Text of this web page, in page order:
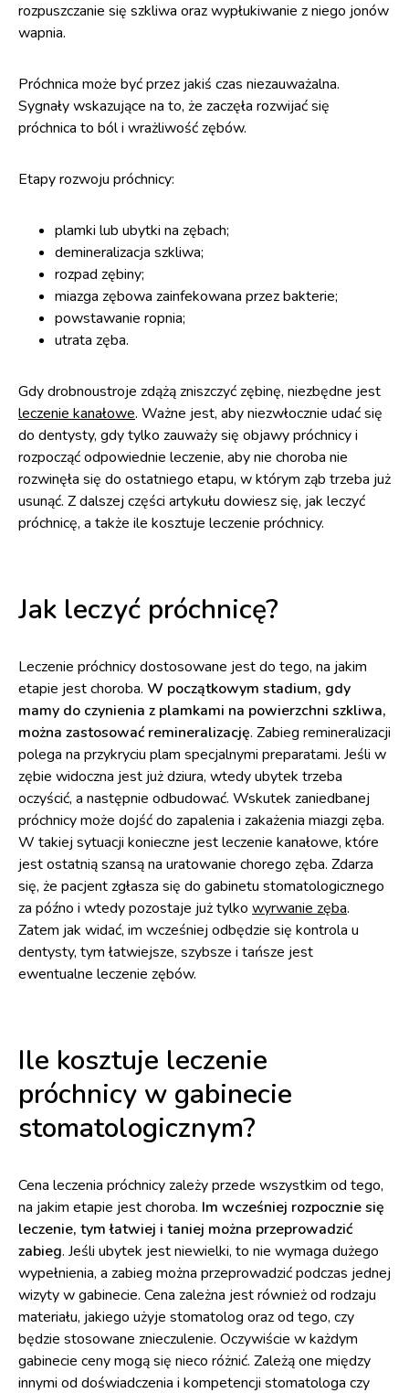
rozpuszczanie się szkliwa oraz wypłukiwanie z niego jonów
wapnia.
Próchnica może być przez jakiś czas niezauważalna.
Sygnały wskazujące na to, że zaczęła rozwijać się
próchnica to ból i wrażliwość zębów.
Etapy rozwoju próchnicy:
plamki lub ubytki na zębach;
demineralizacja szkliwa;
rozpad zębiny;
miazga zębowa zainfekowana przez bakterie;
powstawanie ropnia;
utrata zęba.
Gdy drobnoustroje zdążą zniszczyć zębinę, niezbędne jest
leczenie kanałowe. Ważne jest, aby niezwłocznie udać się
do dentysty, gdy tylko zauważy się objawy próchnicy i
rozpocząć odpowiednie leczenie, aby nie choroba nie
rozwinęła się do ostatniego etapu, w którym ząb trzeba już
usunąć. Z dalszej części artykułu dowiesz się, jak leczyć
próchnicę, a także ile kosztuje leczenie próchnicy.
Jak leczyć próchnicę?
Leczenie próchnicy dostosowane jest do tego, na jakim
etapie jest choroba. W początkowym stadium, gdy
mamy do czynienia z plamkami na powierzchni szkliwa,
można zastosować remineralizację. Zabieg remineralizacji
polega na przykryciu plam specjalnymi preparatami. Jeśli w
zębie widoczna jest już dziura, wtedy ubytek trzeba
oczyścić, a następnie odbudować. Wskutek zaniedbanej
próchnicy może dojść do zapalenia i zakażenia miazgi zęba.
W takiej sytuacji konieczne jest leczenie kanałowe, które
jest ostatnią szansą na uratowanie chorego zęba. Zdarza
się, że pacjent zgłasza się do gabinetu stomatologicznego
za późno i wtedy pozostaje już tylko wyrwanie zęba.
Zatem jak widać, im wcześniej odbędzie się kontrola u
dentysty, tym łatwiejsze, szybsze i tańsze jest
ewentualne leczenie zębów.
Ile kosztuje leczenie
próchnicy w gabinecie
stomatologicznym?
Cena leczenia próchnicy zależy przede wszystkim od tego,
na jakim etapie jest choroba. Im wcześniej rozpocznie się
leczenie, tym łatwiej i taniej można przeprowadzić
zabieg. Jeśli ubytek jest niewielki, to nie wymaga dużego
wypełnienia, a zabieg można przeprowadzić podczas jednej
wizyty w gabinecie. Cena zależna jest również od rodzaju
materiału, jakiego użyje stomatolog oraz od tego, czy
będzie stosowane znieczulenie. Oczywiście w każdym
gabinecie ceny mogą się nieco różnić. Zależą one między
innymi od doświadczenia i kompetencji stomatologa czy